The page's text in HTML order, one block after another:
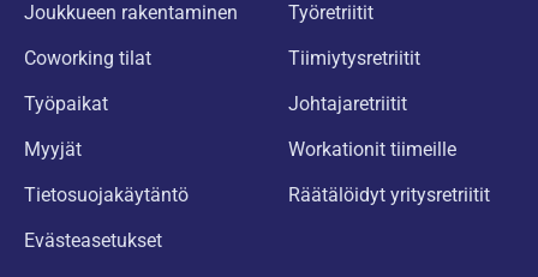
Joukkueen rakentaminen
Coworking tilat
Työpaikat
Myyjät
Tietosuojakäytäntö
Evästeasetukset
Työretriitit
Tiimiytysretriitit
Johtajaretriitit
Workationit tiimeille
Räätälöidyt yritysretriitit